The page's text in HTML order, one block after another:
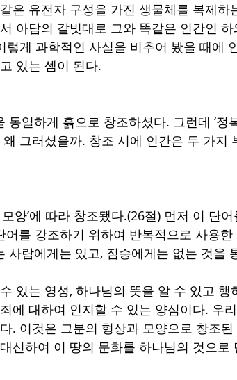
은 유전자 구성을 가진 생물체를 복제하
아담의 갈빗대로 그와 똑같은 인간인
렇게 과학적인 사실을 비추어 봤을 때에
있는 셈이 된다.
일하게 흙으로 창조하셨다. 그런데 ‘정
그러셨을까. 창조 시에 인간은 두 가지
양’에 따라 창조됐다.(26절) 먼저 이 단어
를 강조하기 위하여 반복적으로 사용한
사람에게는 있고, 짐승에게는 없는 것을
있는 영성, 하나님의 뜻을 알 수 있고 행
에 대하여 인지할 수 있는 양심이다. 우
. 이것은 그분의 형상과 모양으로 창조
신하여 이 땅의 문화를 하나님의 것으로